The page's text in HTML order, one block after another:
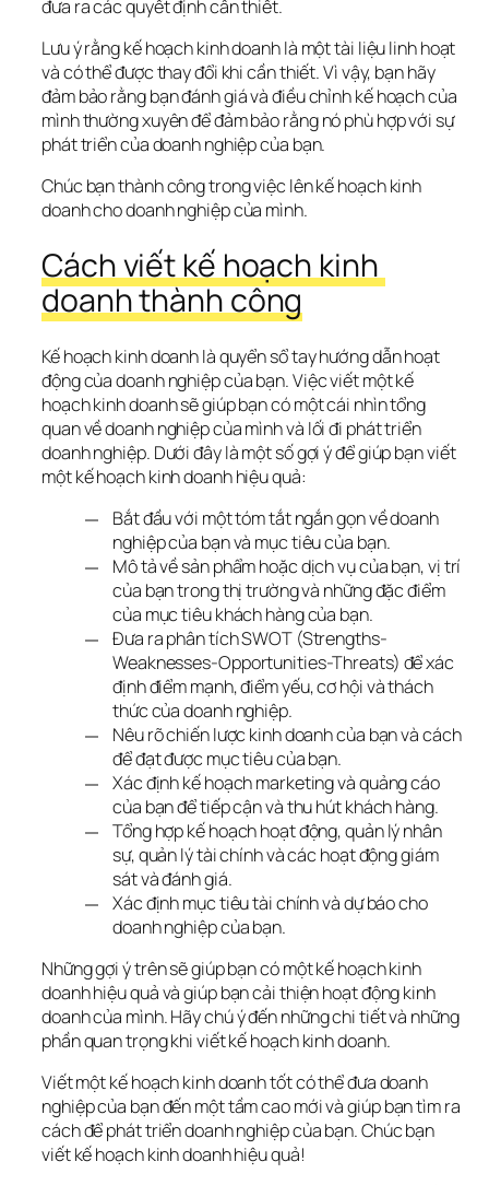
đưa ra các quyết định cần thiết.
Lưu ý rằng kế hoạch kinh doanh là một tài liệu linh hoạt
và có thể được thay đổi khi cần thiết. Vì vậy, bạn hãy
đảm bảo rằng bạn đánh giá và điều chỉnh kế hoạch của
mình thường xuyên để đảm bảo rằng nó phù hợp với sự
phát triển của doanh nghiệp của bạn.
Chúc bạn thành công trong việc lên kế hoạch kinh
doanh cho doanh nghiệp của mình.
Cách viết kế hoạch kinh
doanh thành công
Kế hoạch kinh doanh là quyển sổ tay hướng dẫn hoạt
động của doanh nghiệp của bạn. Việc viết một kế
hoạch kinh doanh sẽ giúp bạn có một cái nhìn tổng
quan về doanh nghiệp của mình và lối đi phát triển
doanh nghiệp. Dưới đây là một số gợi ý để giúp bạn viết
một kế hoạch kinh doanh hiệu quả:
Bắt đầu với một tóm tắt ngắn gọn về doanh
nghiệp của bạn và mục tiêu của bạn.
Mô tả về sản phẩm hoặc dịch vụ của bạn, vị trí
của bạn trong thị trường và những đặc điểm
của mục tiêu khách hàng của bạn.
Đưa ra phân tích SWOT (Strengths-
Weaknesses-Opportunities-Threats) để xác
định điểm mạnh, điểm yếu, cơ hội và thách
thức của doanh nghiệp.
Nêu rõ chiến lược kinh doanh của bạn và cách
để đạt được mục tiêu của bạn.
Xác định kế hoạch marketing và quảng cáo
của bạn để tiếp cận và thu hút khách hàng.
Tổng hợp kế hoạch hoạt động, quản lý nhân
sự, quản lý tài chính và các hoạt động giám
sát và đánh giá.
Xác định mục tiêu tài chính và dự báo cho
doanh nghiệp của bạn.
Những gợi ý trên sẽ giúp bạn có một kế hoạch kinh
doanh hiệu quả và giúp bạn cải thiện hoạt động kinh
doanh của mình. Hãy chú ý đến những chi tiết và những
phần quan trọng khi viết kế hoạch kinh doanh.
Viết một kế hoạch kinh doanh tốt có thể đưa doanh
nghiệp của bạn đến một tầm cao mới và giúp bạn tìm ra
cách để phát triển doanh nghiệp của bạn. Chúc bạn
viết kế hoạch kinh doanh hiệu quả!